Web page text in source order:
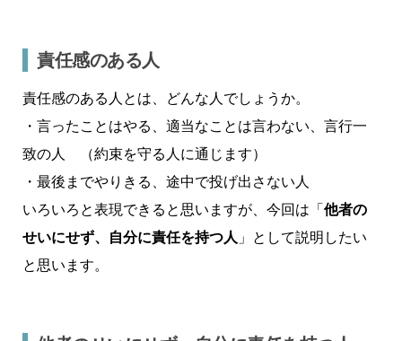
責任感のある人
責任感のある人とは、どんな人でしょうか。
・言ったことはやる、適当なことは言わない、言行一
致の人 （約束を守る人に通じます）
・最後までやりきる、途中で投げ出さない人
いろいろと表現できると思いますが、今回は「 他者の
せいにせず、自分に責任を持つ人 」として説明したい
と思います。